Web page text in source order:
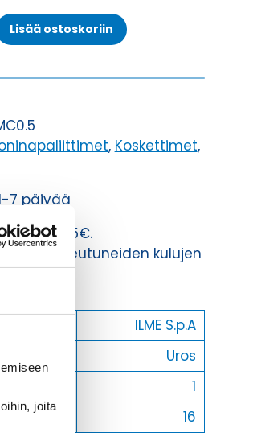
joita
Lisää ostoskoriin
, Koskettimet,
7 päivää
asti 25€.
toteutuneiden kulujen
ILME S.p.A
Uros
1
16